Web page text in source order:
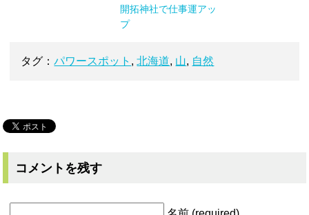
開拓神社で仕事運アッ
プ
タグ：パワースポット ,北海道, 山, 自然
コメントを残す